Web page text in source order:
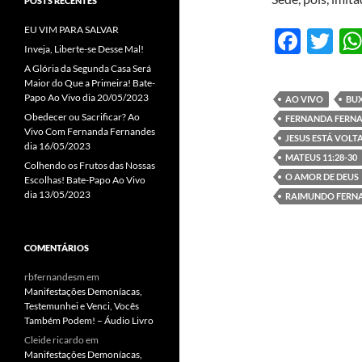
F
e
b
o
o
k
T
itt
er
AO VIVO
FERNANDA
JESUS ESTÁ
MATEUS 11:28-30
O AMOR DE DEUS
RAIMUNDO
EU VIM PARA SALVAR
Inveja, Liberte-se Desse Mal!
A Glória da Segunda Casa Será
Maior do Que a Primeira! Bate-
Papo Ao Vivo dia 20/05/2023
Obedecer ou Sacrificar? Ao
Vivo Com Fernanda Fernandes
dia 16/05/2023
Colhendo os Frutos das Nossas
Escolhas! Bate-Papo Ao Vivo
dia 13/05/2023
COMENTÁRIOS
rbfernandesm em
Manifestações Demoníacas,
Testemunhei e Venci, Vocês
Também Podem! – Áudio Livro
Cleide ricardoem
Manifestações Demoníacas,